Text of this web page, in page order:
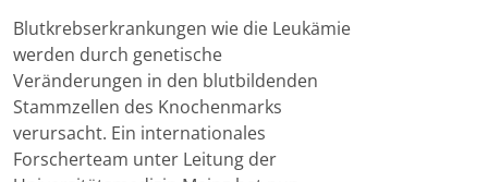
Blutkrebserkrankungen wie die Leukämie
werden durch genetische
Veränderungen in den blutbildenden
Stammzellen des Knochenmarks
verursacht. Ein internationales
Forscherteam unter Leitung der